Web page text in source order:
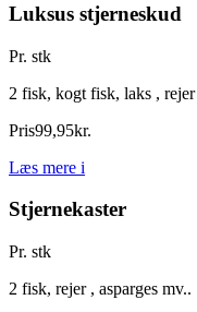
Luksus stjerneskud
Pr. stk
2 fisk, kogt fisk, laks , rejer
Pris99,95kr.
Læs mere i
Stjernekaster
Pr. stk
2 fisk, rejer , asparges mv..